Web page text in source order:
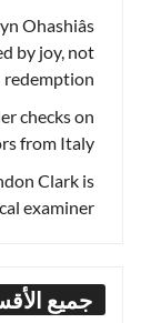
Ohashiâs
by joy, not
redemption
checks on
from Italy
Clark is
examiner
جميع